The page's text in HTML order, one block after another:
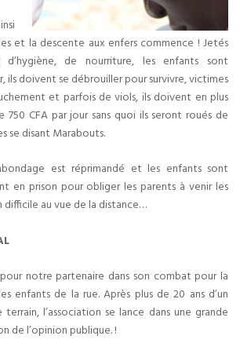
et la descente aux enfers commence ! Jetés
de nourriture, les enfants sont
ils doivent se débrouiller pour survivre, victimes
et parfois de viols, ils doivent en plus
750 CFA par jour sans quoi ils seront roués de
se disant Marabouts.
est réprimandé et les enfants sont
en prison pour obliger les parents à venir les
difficile au vue de la distance…
notre partenaire dans son combat pour la
enfants de la rue. Après plus de 20 ans d’un
l’association se lance dans une grande
de l’opinion publique. !